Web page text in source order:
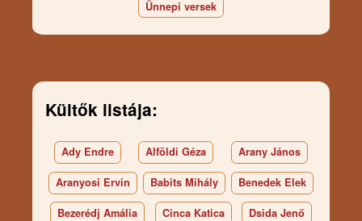
Ünnepi versek
Kültők listája:
Ady Endre Alföldi Géza Arany János
Aranyosi Ervin Babits Mihály Benedek Elek
Bezerédj Amália Cinca Katica Dsida Jenő